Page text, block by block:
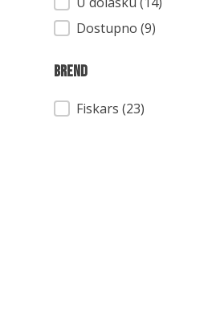
Dostupno (9)
Brend
BrendFiskars(23)